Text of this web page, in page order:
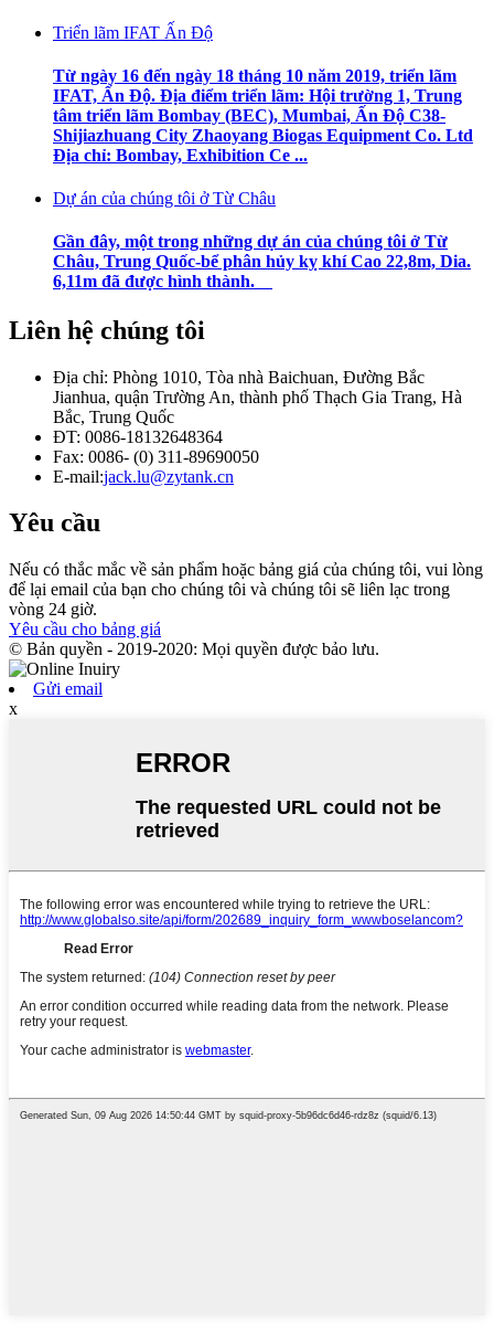
Triển lãm IFAT Ấn Độ
Từ ngày 16 đến ngày 18 tháng 10 năm 2019, triển lãm
IFAT, Ấn Độ. Địa điểm triển lãm: Hội trường 1, Trung
tâm triển lãm Bombay (BEC), Mumbai, Ấn Độ C38-
Shijiazhuang City Zhaoyang Biogas Equipment Co. Ltd
Địa chỉ: Bombay, Exhibition Ce ...
Dự án của chúng tôi ở Từ Châu
Gần đây, một trong những dự án của chúng tôi ở Từ
Châu, Trung Quốc-bể phân hủy kỵ khí Cao 22,8m, Dia.
6,11m đã được hình thành.
Liên hệ chúng tôi
Địa chỉ: Phòng 1010, Tòa nhà Baichuan, Đường Bắc
Jianhua, quận Trường An, thành phố Thạch Gia Trang, Hà
Bắc, Trung Quốc
ĐT: 0086-18132648364
Fax: 0086- (0) 311-89690050
E-mail:jack.lu@zytank.cn
Yêu cầu
Nếu có thắc mắc về sản phẩm hoặc bảng giá của chúng tôi, vui lòng
để lại email của bạn cho chúng tôi và chúng tôi sẽ liên lạc trong
vòng 24 giờ.
Yêu cầu cho bảng giá
© Bản quyền - 2019-2020: Mọi quyền được bảo lưu.
Gửi email
x